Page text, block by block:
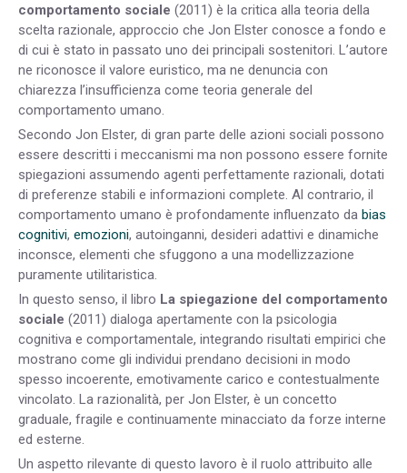
comportamento sociale (2011) è la critica alla teoria della
scelta razionale, approccio che Jon Elster conosce a fondo e
di cui è stato in passato uno dei principali sostenitori. L’autore
ne riconosce il valore euristico, ma ne denuncia con
chiarezza l’insufficienza come teoria generale del
comportamento umano.
Secondo Jon Elster, di gran parte delle azioni sociali possono
essere descritti i meccanismi ma non possono essere fornite
spiegazioni assumendo agenti perfettamente razionali, dotati
di preferenze stabili e informazioni complete. Al contrario, il
comportamento umano è profondamente influenzato da bias
cognitivi, emozioni, autoinganni, desideri adattivi e dinamiche
inconsce, elementi che sfuggono a una modellizzazione
puramente utilitaristica.
In questo senso, il libro La spiegazione del comportamento
sociale (2011) dialoga apertamente con la psicologia
cognitiva e comportamentale, integrando risultati empirici che
mostrano come gli individui prendano decisioni in modo
spesso incoerente, emotivamente carico e contestualmente
vincolato. La razionalità, per Jon Elster, è un concetto
graduale, fragile e continuamente minacciato da forze interne
ed esterne.
Un aspetto rilevante di questo lavoro è il ruolo attribuito alle